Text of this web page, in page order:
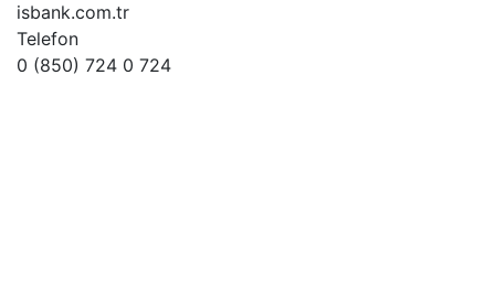
isbank.com.tr
Telefon
0 (850) 724 0 724